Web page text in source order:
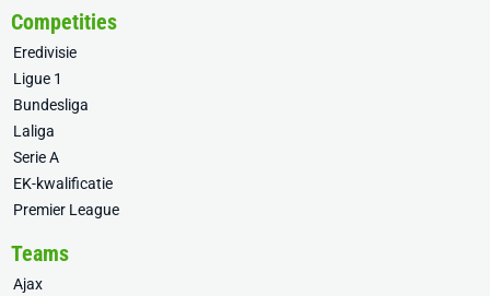
Competities
Eredivisie
Ligue 1
Bundesliga
Laliga
Serie A
EK-kwalificatie
Premier League
Teams
Ajax